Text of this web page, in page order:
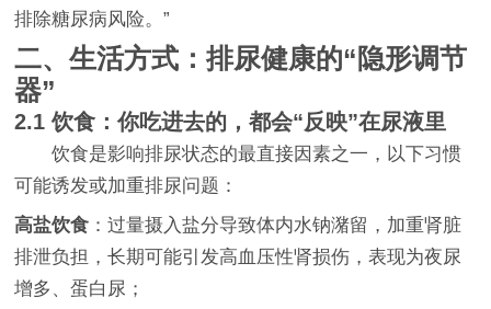
排除糖尿病风险。”
二、生活方式：排尿健康的“隐形调节
器”
2.1 饮食：你吃进去的，都会“反映”在尿液里
饮食是影响排尿状态的最直接因素之一，以下习惯
可能诱发或加重排尿问题：
高盐饮食 ：过量摄入盐分导致体内水钠潴留，加重肾脏
排泄负担，长期可能引发高血压性肾损伤，表现为夜尿
增多、蛋白尿；